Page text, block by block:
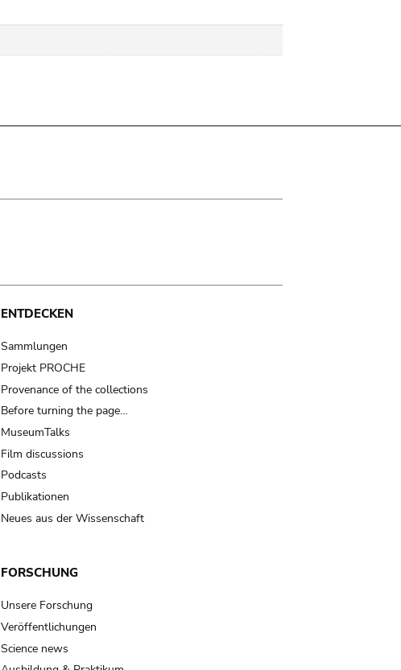
ENTDECKEN
Sammlungen
Projekt PROCHE
Provenance of the collections
Before turning the page…
MuseumTalks
Film discussions
Podcasts
Publikationen
Neues aus der Wissenschaft
FORSCHUNG
Unsere Forschung
Veröffentlichungen
Science news